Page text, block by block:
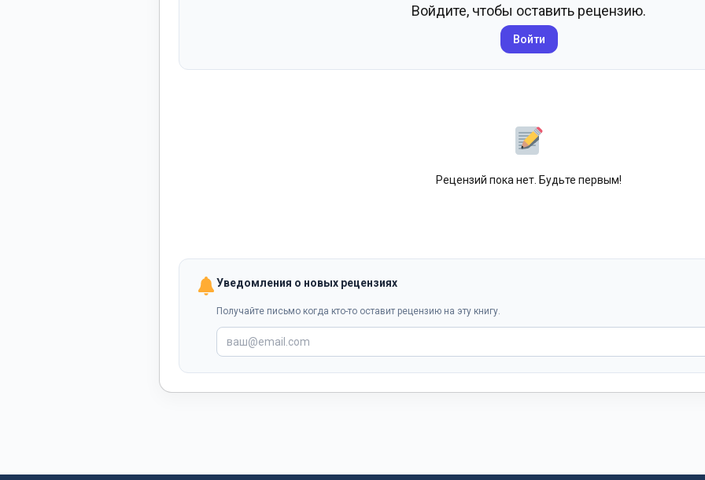
Войдите, чтобы оставить рецензию.
Войти
Рецензий пока нет. Будьте первым!
Уведомления о новых рецензиях
Получайте письмо когда кто-то оставит рецензию на эту книгу.